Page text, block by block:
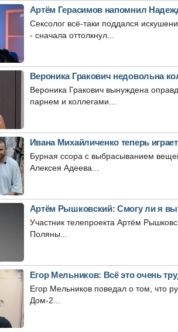
Артём Герасимов напомнил
Сексолог всё-таки поддался
- сначала оттолкнул...
Вероника Гракович недовольна
Вероника Гракович вынуждена
парнем и коллегами...
Ивана Михайличенко теперь
Бурная ссора с выбрасыванием
Алексея Адеева...
Артём Рышковский: Смогу ли я
Участник телепроекта Артём
Поляны...
Егор Мельников: Всё это очень
Егор Мельников поведал о том, что
Дом-2...